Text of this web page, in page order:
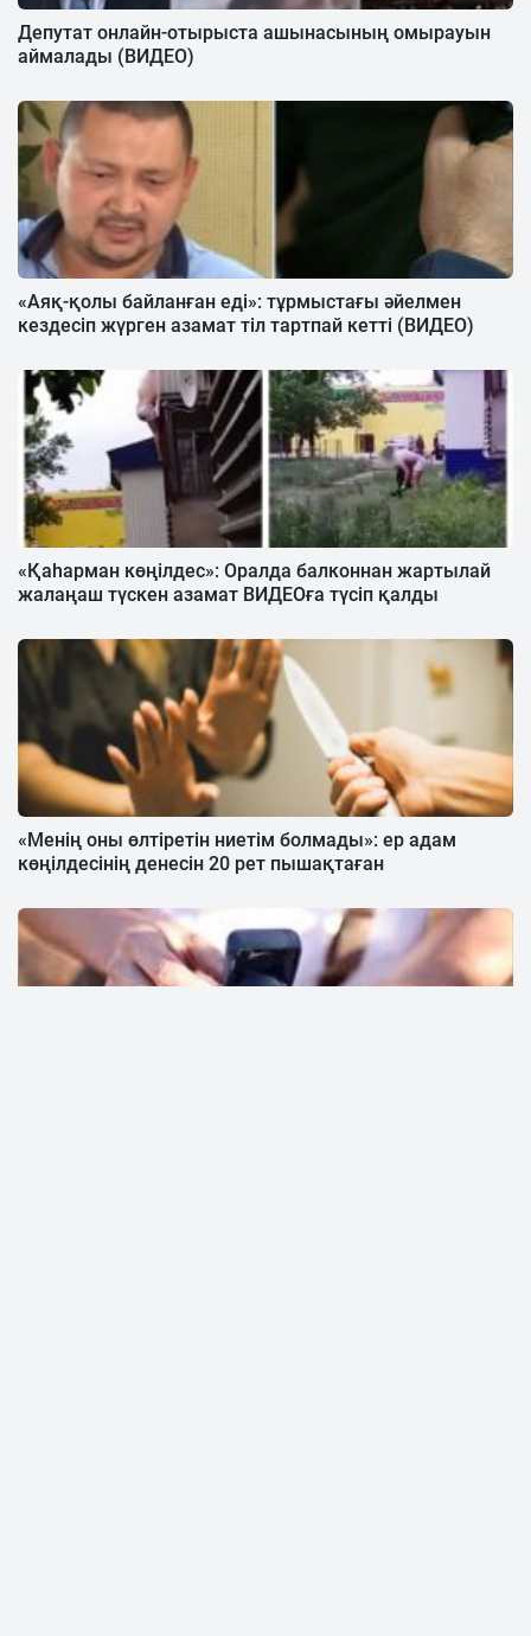
Депутат онлайн-отырыста ашынасының омырауын
аймалады (ВИДЕО)
«Аяқ-қолы байланған еді»: тұрмыстағы әйелмен
кездесіп жүрген азамат тіл тартпай кетті (ВИДЕО)
«Қаһарман көңілдес»: Оралда балконнан жартылай
жалаңаш түскен азамат ВИДЕОға түсіп қалды
«Менің оны өлтіретін ниетім болмады»: ер адам
көңілдесінің денесін 20 рет пышақтаған